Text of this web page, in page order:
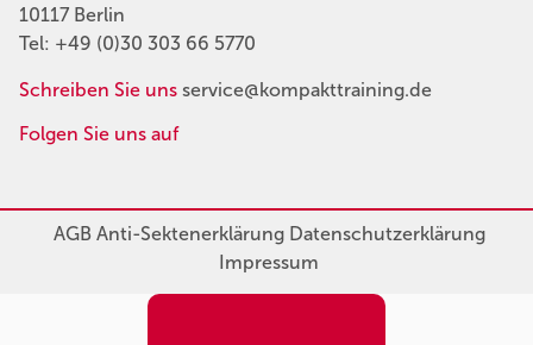
10117 Berlin
Tel: +49 (0)30 303 66 5770
Schreiben Sie uns service@kompakttraining.de
Folgen Sie uns auf
AGBAnti-SektenerklärungDatenschutzerklärung
Impressum